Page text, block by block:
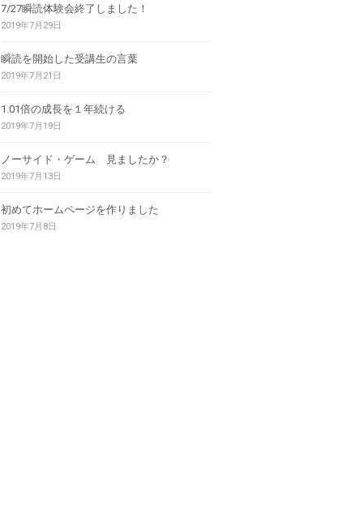
7/27瞬読体験会終了しました！
2019年7月29日
瞬読を開始した受講生の言葉
2019年7月21日
1.01倍の成長を１年続ける
2019年7月19日
ノーサイド・ゲーム 見ましたか？
2019年7月13日
初めてホームページを作りました
2019年7月8日